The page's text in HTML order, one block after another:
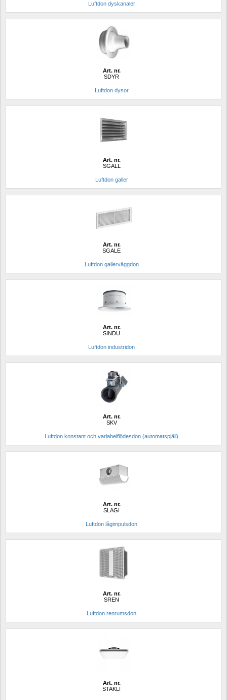
Luftdon dyskanaler
Art. nr.
SDYR
Luftdon dysor
Art. nr.
SGALL
Luftdon galler
Art. nr.
SGALE
Luftdon gallerväggdon
Art. nr.
SINDU
Luftdon industridon
Art. nr.
SKV
Luftdon konstant och variabelflödesdon (automatspjäll)
Art. nr.
SLAGI
Luftdon lågimpulsdon
Art. nr.
SREN
Luftdon renrumsdon
Art. nr.
STAKLI